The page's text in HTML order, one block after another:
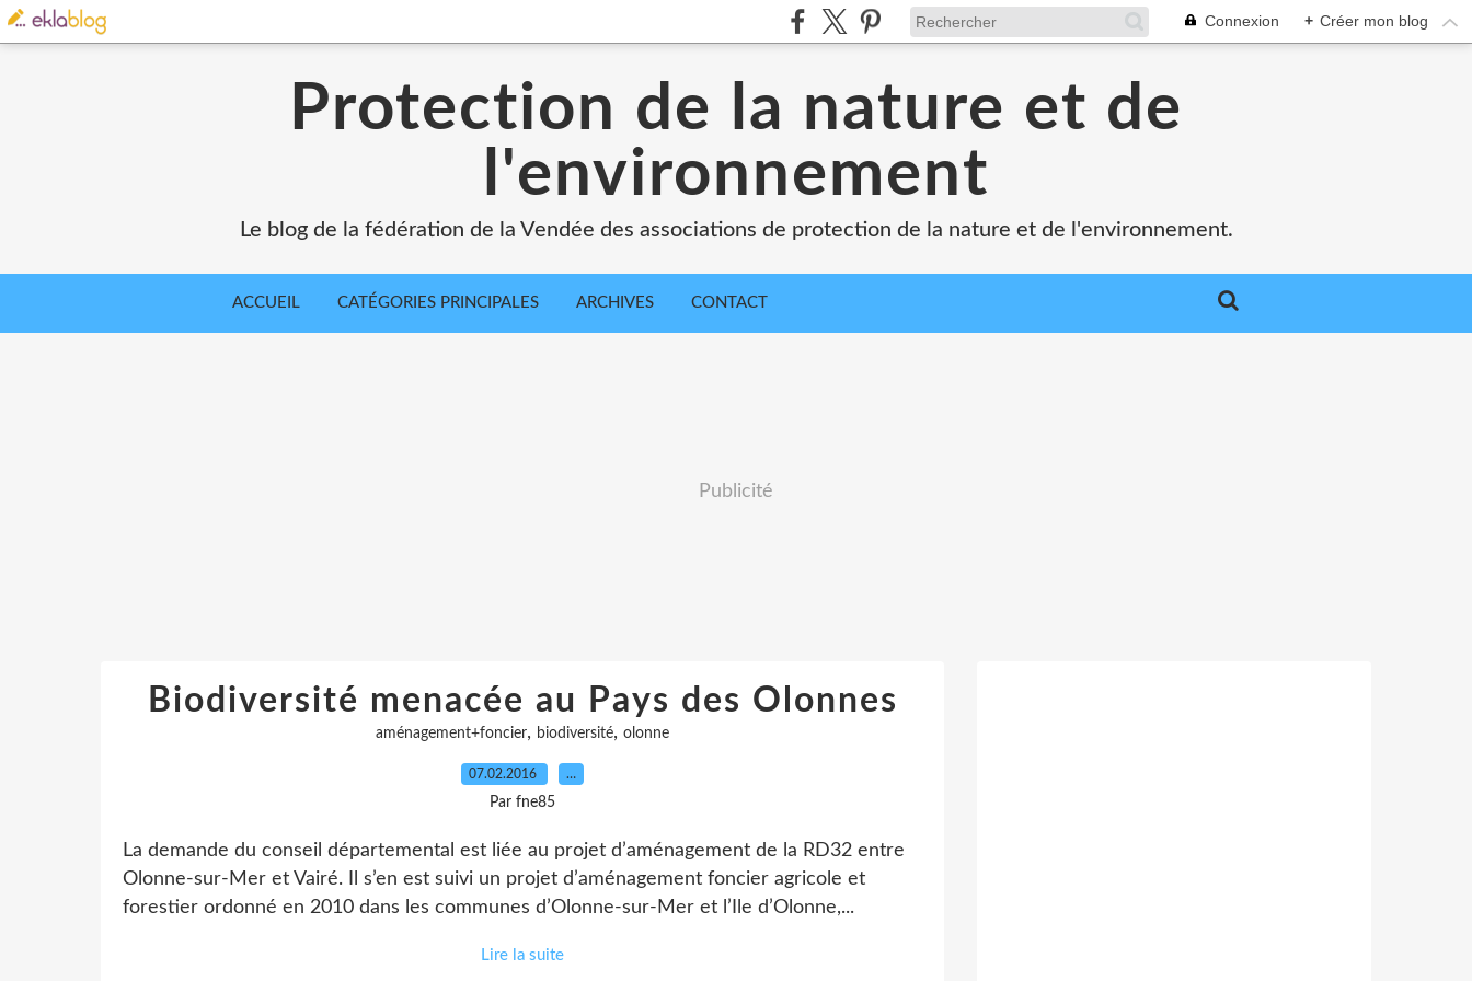
Connexion + Créer mon blog
Protection de la nature et de
l'environnement
Le blog de la fédération de la Vendée des associations de protection de la nature et de l'environnement.
ACCUEIL CATÉGORIES PRINCIPALES ARCHIVES CONTACT
Publicité
Biodiversité menacée au Pays des Olonnes
aménagement+foncier, biodiversité, olonne
07.02.2016 …
Par fne85
La demande du conseil départemental est liée au projet d’aménagement de la RD32 entre
Olonne-sur-Mer et Vairé. Il s’en est suivi un projet d’aménagement foncier agricole et
forestier ordonné en 2010 dans les communes d’Olonne-sur-Mer et l’Ile d’Olonne,...
Lire la suite